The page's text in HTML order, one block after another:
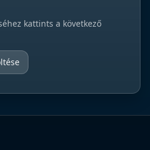
kattints a következő